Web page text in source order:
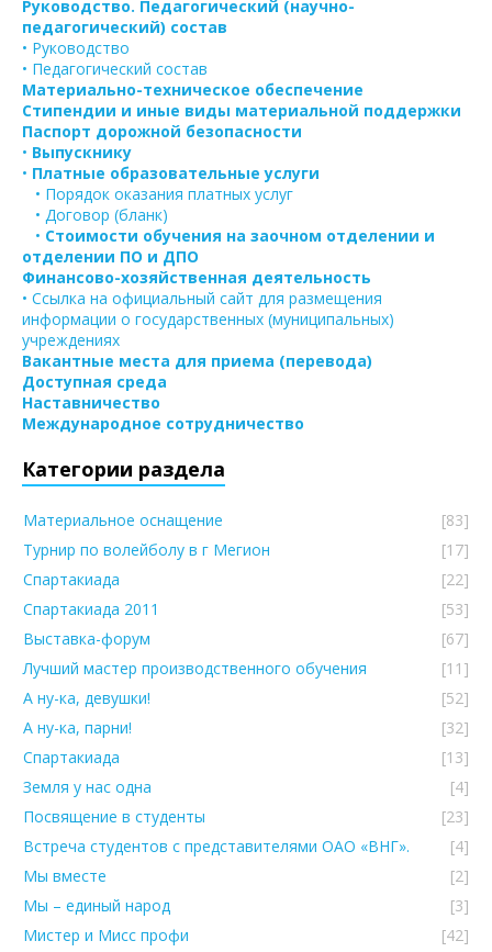
Руководство. Педагогический (научно-
педагогический) состав
• Руководство
• Педагогический состав
Материально-техническое обеспечение
Стипендии и иные виды материальной поддержки
Паспорт дорожной безопасности
• Выпускнику
• Платные образовательные услуги
• Порядок оказания платных услуг
• Договор (бланк)
• Стоимости обучения на заочном отделении и
отделении ПО и ДПО
Финансово-хозяйственная деятельность
• Ссылка на официальный сайт для размещения
информации о государственных (муниципальных)
учреждениях
Вакантные места для приема (перевода)
Доступная среда
Наставничество
Международное сотрудничество
Категории раздела
Материальное оснащение
[83]
Турнир по волейболу в г Мегион
[17]
Спартакиада
[22]
Спартакиада 2011
[53]
Выставка-форум
[67]
Лучший мастер производственного обучения
[11]
А ну-ка, девушки!
[52]
А ну-ка, парни!
[32]
Спартакиада
[13]
Земля у нас одна
[4]
Посвящение в студенты
[23]
Встреча студентов с представителями ОАО «ВНГ».
[4]
Мы вместе
[2]
Мы – единый народ
[3]
Мистер и Мисс профи
[42]